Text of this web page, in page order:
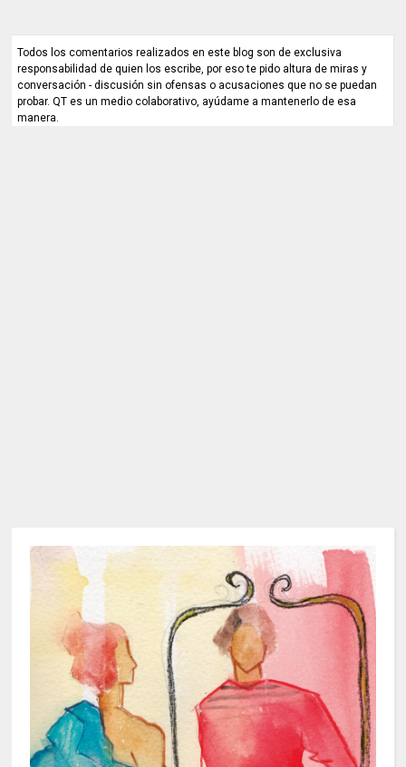
Todos los comentarios realizados en este blog son de exclusiva
responsabilidad de quien los escribe, por eso te pido altura de miras y
conversación - discusión sin ofensas o acusaciones que no se puedan
probar. QT es un medio colaborativo, ayúdame a mantenerlo de esa
manera.